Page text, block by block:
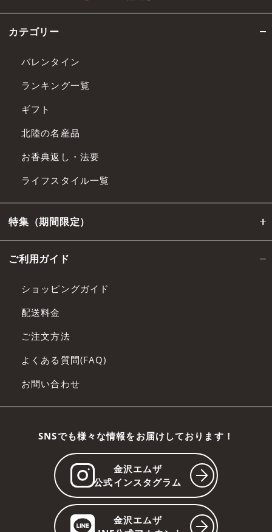
カテゴリー
バレンタイン
ランキング一覧
ギフト
北陸の名産品
お香典返し・法要
ライフスタイル一覧
特集（期間限定）
ご利用ガイド
ショッピングガイド
配送料金
ご注文方法
よくある質問(FAQ)
お問い合わせ
SNSでも様々な情報をお届けしております！
金沢エムザ
公式インスタグラム
金沢エムザ